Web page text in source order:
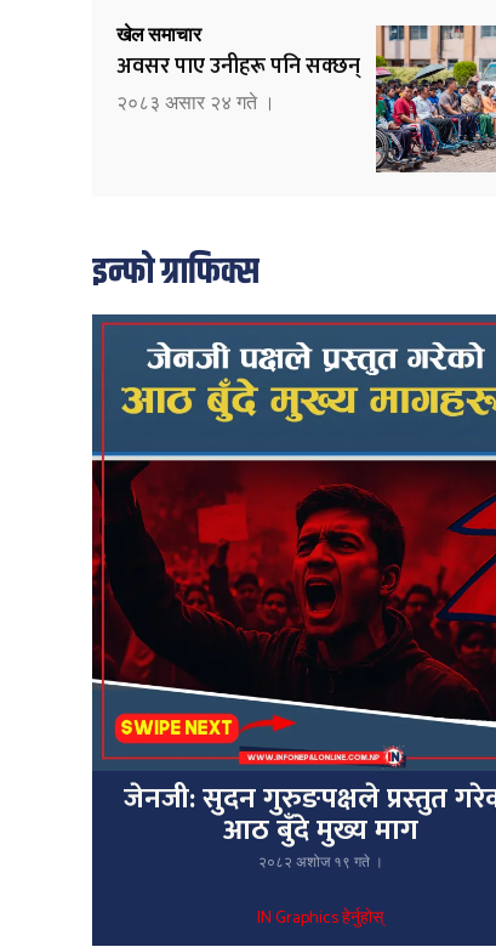
खेल समाचार
अवसर पाए उनीहरू पनि सक्छन्
२०८३ असार २४ गते ।
इन्फो ग्राफिक्स
जेनजी: सुदन गुरुङपक्षले प्रस्तुत
आठ बुँदे मुख्य माग
२०८२ अशोज १९ गते ।
IN Graphics हेर्नुहोस्